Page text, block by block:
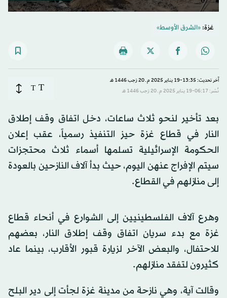
minute,
33
غزة:«الشرق الأوسط»
آخر تحديث: 13:35-19 يناير 2025 م ـ 20 رَجب 1446 هـ
نُشر: 06:17-19 يناير 2025 م ـ 20 رَجب 1446 هـ
T
T
بعد تأخير لنحو ثلاث ساعات، دخل اتفاق وقف إطلاق
النار في قطاع غزة حيز التنفيذ رسمياً، عقب إعلان
الحكومة الإسرائيلية تسلمها أسماء ثلاث محتجزات
سيتم الإفراج عنهن اليوم، حيث بدأ آلاف النازحين بالعودة
إلى منازلهم في القطاع.
وهرع آلاف الفلسطينيين إلى الشوارع في أنحاء قطاع
غزة مع بدء سريان اتفاق وقف إطلاق النار، بعضهم
للاحتفال، والبعض الآخر لزيارة قبور الأقارب، بينما عاد
كثيرون لتفقد منازلهم.
وقالت آية، وهي نازحة من مدينة غزة لجأت إلى دير البلح